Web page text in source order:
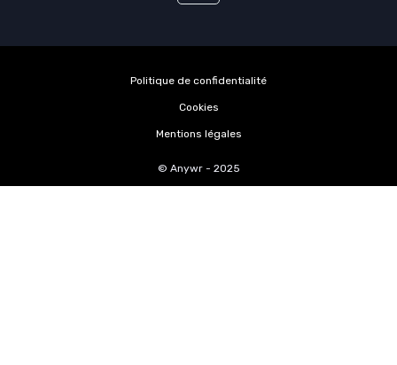
Politique de confidentialité
Cookies
Mentions légales
© Anywr - 2025